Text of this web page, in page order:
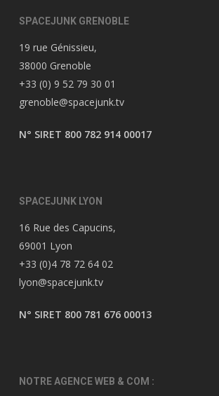
SPACEJUNK GRENOBLE
19 rue Génissieu,
38000 Grenoble
+33 (0) 9 52 79 30 01
grenoble@spacejunk.tv
N° SIRET 800 782 914 00017
SPACEJUNK LYON
16 Rue des Capucins,
69001 Lyon
+33 (0)4 78 72 64 02
lyon@spacejunk.tv
N° SIRET 800 781 676 00013
NOTRE AGENCE WEB & COM :